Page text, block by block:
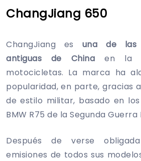
ChangJiang 650
ChangJiang es una de las
antiguas de China en la
motocicletas. La marca ha
popularidad, en parte, gracias
de estilo militar, basado en
BMW R75 de la Segunda Guerra
Después de verse
emisiones de todos sus